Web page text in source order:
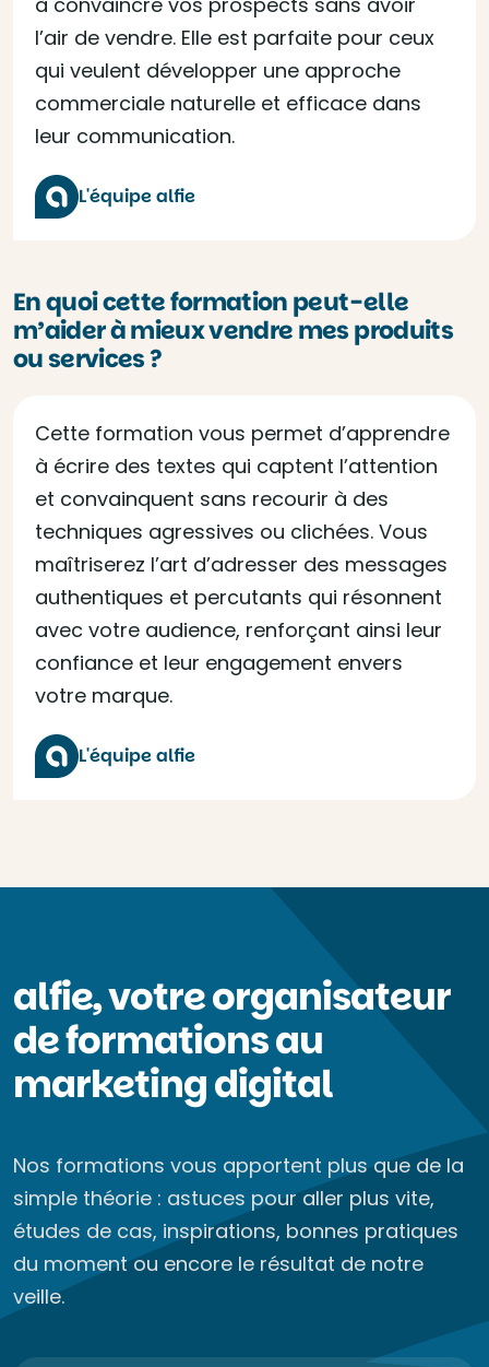
l’air de vendre. Elle est parfaite pour ceux
qui veulent développer une approche
commerciale naturelle et efficace dans
leur communication.
L'équipe alfie
En quoi cette formation peut-elle
m’aider à mieux vendre mes produits
ou services ?
Cette formation vous permet d’apprendre
à écrire des textes qui captent l’attention
et convainquent sans recourir à des
techniques agressives ou clichées. Vous
maîtriserez l’art d’adresser des messages
authentiques et percutants qui résonnent
avec votre audience, renforçant ainsi leur
confiance et leur engagement envers
votre marque.
L'équipe alfie
alfie, votre organisateur
de formations au
marketing digital
Nos formations vous apportent plus que de la
simple théorie : astuces pour aller plus vite,
études de cas, inspirations, bonnes pratiques
du moment ou encore le résultat de notre
veille.